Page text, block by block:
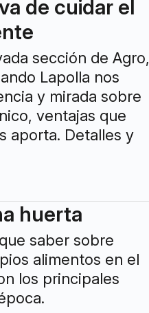
de cuidar el
sección de Agro,
Lapolla nos
y mirada sobre
ventajas que
aporta. Detalles y
huerta
saber sobre
alimentos en el
los principales